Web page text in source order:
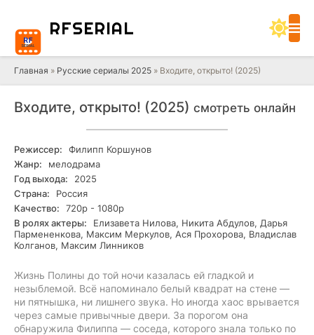
RFSERIAL
Главная » Русские сериалы 2025 » Входите, открыто! (2025)
Входите, открыто! (2025) смотреть онлайн
Режиссер:
Филипп Коршунов
Жанр:
мелодрама
Год выхода:
2025
Страна:
Россия
Качество:
720р - 1080р
В ролях актеры:
Елизавета Нилова, Никита Абдулов, Дарья
Пармененкова, Максим Меркулов, Ася Прохорова, Владислав
Колганов, Максим Линников
Жизнь Полины до той ночи казалась ей гладкой и
незыблемой. Всё напоминало белый квадрат на стене —
ни пятнышка, ни лишнего звука. Но иногда хаос врывается
через самые привычные двери. За порогом она
обнаружила Филиппа — соседа, которого знала только по